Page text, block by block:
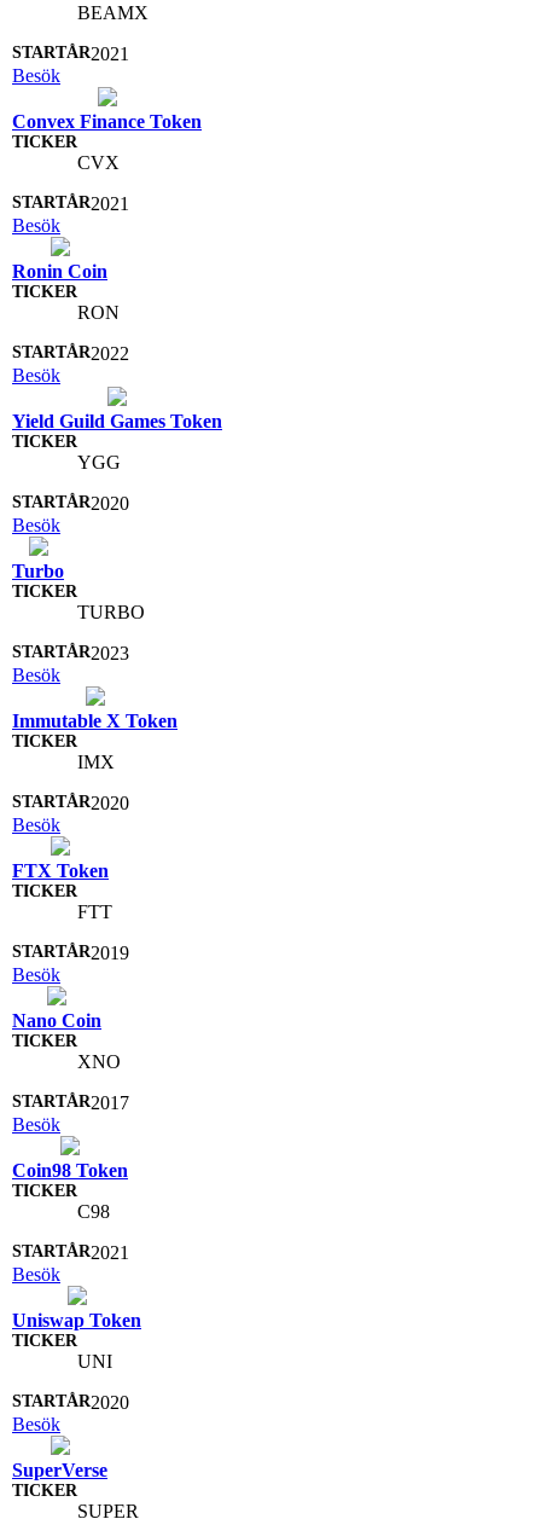
BEAMX
2021
Besök
Convex Finance Token
CVX
2021
Besök
Ronin Coin
RON
2022
Besök
Yield Guild Games Token
YGG
2020
Besök
Turbo
TURBO
2023
Besök
Immutable X Token
IMX
2020
Besök
FTX Token
FTT
2019
Besök
Nano Coin
XNO
2017
Besök
Coin98 Token
C98
2021
Besök
Uniswap Token
UNI
2020
Besök
SuperVerse
SUPER